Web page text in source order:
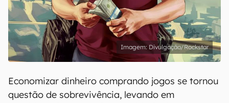
Divulgação/Rockstar
Economizar dinheiro comprando jogos se tornou
questão de sobrevivência, levando em